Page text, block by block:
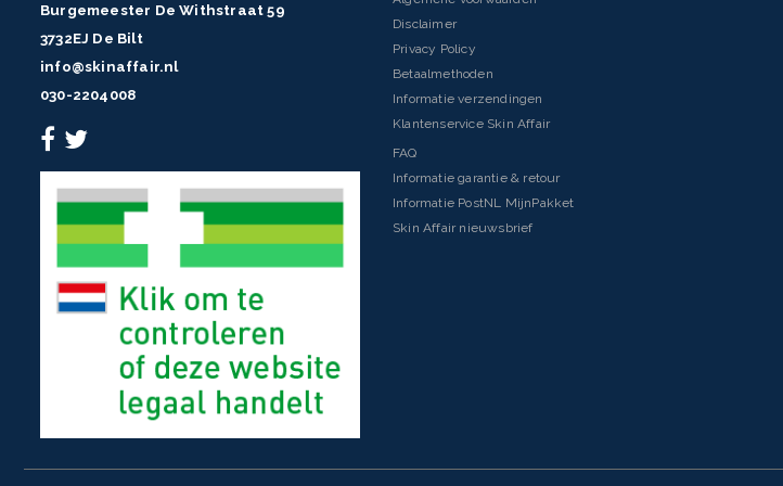
Burgemeester De Withstraat 59
3732EJ De Bilt
info@skinaffair.nl
030-2204008
Disclaimer
Privacy Policy
Betaalmethoden
Informatie verzendingen
Klantenservice Skin Affair
FAQ
Informatie garantie & retour
Informatie PostNL MijnPakket
Skin Affair nieuwsbrief